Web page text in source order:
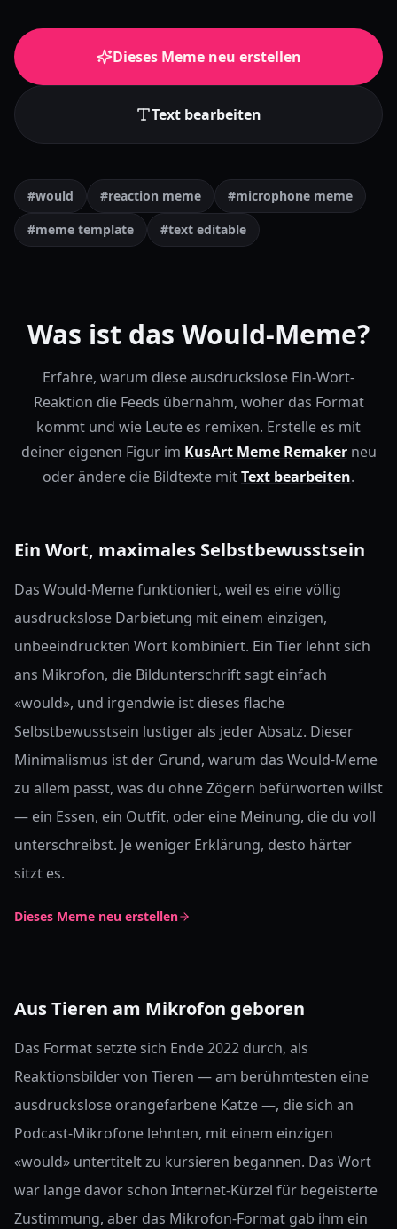
Dieses Meme neu erstellen
Text bearbeiten
#would #reaction meme
#microphone meme
#meme template
#text editable
Was ist das Would-Meme?
Erfahre, warum diese ausdruckslose Ein-Wort-
Reaktion die Feeds übernahm, woher das Format
kommt und wie Leute es remixen. Erstelle es mit
deiner eigenen Figur im KusArt Meme Remakerneu
oder ändere die Bildtexte mitText bearbeiten.
Ein Wort, maximales Selbstbewusstsein
Das Would-Meme funktioniert, weil es eine völlig
ausdruckslose Darbietung mit einem einzigen,
unbeeindruckten Wort kombiniert. Ein Tier lehnt sich
ans Mikrofon, die Bildunterschrift sagt einfach
«would», und irgendwie ist dieses flache
Selbstbewusstsein lustiger als jeder Absatz. Dieser
Minimalismus ist der Grund, warum das Would-Meme
zu allem passt, was du ohne Zögern befürworten willst
— ein Essen, ein Outfit, oder eine Meinung, die du voll
unterschreibst. Je weniger Erklärung, desto härter
sitzt es.
Dieses Meme neu erstellen
Aus Tieren am Mikrofon geboren
Das Format setzte sich Ende 2022 durch, als
Reaktionsbilder von Tieren — am berühmtesten eine
ausdruckslose orangefarbene Katze —, die sich an
Podcast-Mikrofone lehnten, mit einem einzigen
«would» untertitelt zu kursieren begannen. Das Wort
war lange davor schon Internet-Kürzel für begeisterte
Zustimmung, aber das Mikrofon-Format gab ihm ein